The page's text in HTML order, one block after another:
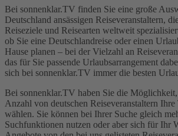
Bei sonnenklar.TV finden Sie eine große
Deutschland ansässigen Reiseveranstaltern,
Reiseziele und Reisearten weltweit
ob Sie eine Deutschlandreise oder einen
Hause planen – bei der Vielzahl an
das für Sie passende Urlaubsarrangement
sich bei sonnenklar.TV immer die besten
Bei sonnenklar.TV haben Sie die Möglichkeit,
Anzahl von deutschen Reiseveranstaltern Ihre
wählen. Sie können bei Ihrer Suche gleich
Suchfunktionen nutzen oder aber sich für Ihr